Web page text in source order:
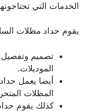
الخدمات التي
يقوم حداد مظلات
تصميم
الموديلات.
أيضا يعمل
المظلات
كذلك يقوم